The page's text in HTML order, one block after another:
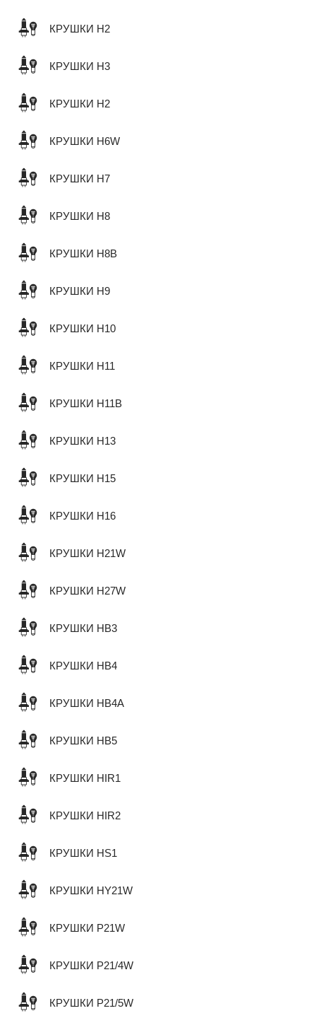
КРУШКИ H2
КРУШКИ H3
КРУШКИ H2
КРУШКИ H6W
КРУШКИ H7
КРУШКИ H8
КРУШКИ H8B
КРУШКИ H9
КРУШКИ H10
КРУШКИ H11
КРУШКИ H11B
КРУШКИ H13
КРУШКИ H15
КРУШКИ H16
КРУШКИ H21W
КРУШКИ H27W
КРУШКИ HB3
КРУШКИ HB4
КРУШКИ HB4A
КРУШКИ HB5
КРУШКИ HIR1
КРУШКИ HIR2
КРУШКИ HS1
КРУШКИ HY21W
КРУШКИ P21W
КРУШКИ P21/4W
КРУШКИ P21/5W